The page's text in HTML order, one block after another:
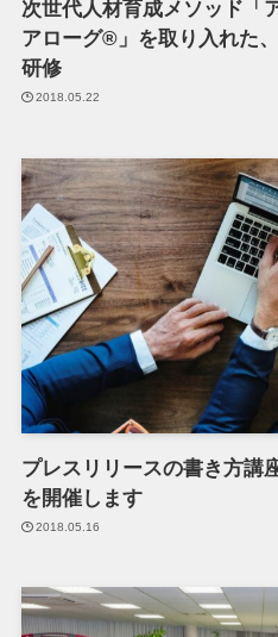
次世代人材育成メソッド「
アローグ®」を取り入れた
研修
2018.05.22
プレスリリースの書き方講
を開催します
2018.05.16